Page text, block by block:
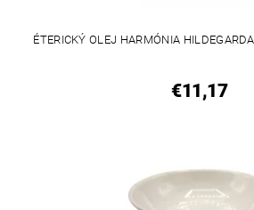
ÉTERICKÝ OLEJ HARMÓNIA
€11,17